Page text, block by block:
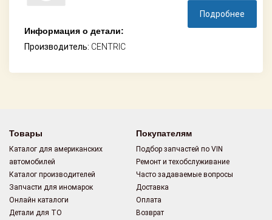
Информация о детали:
Производитель: CENTRIC
Подробнее
Товары
Каталог для американских
автомобилей
Каталог производителей
Запчасти для иномарок
Онлайн каталоги
Детали для ТО
Покупателям
Подбор запчастей по VIN
Ремонт и техобслуживание
Часто задаваемые вопросы
Доставка
Оплата
Возврат